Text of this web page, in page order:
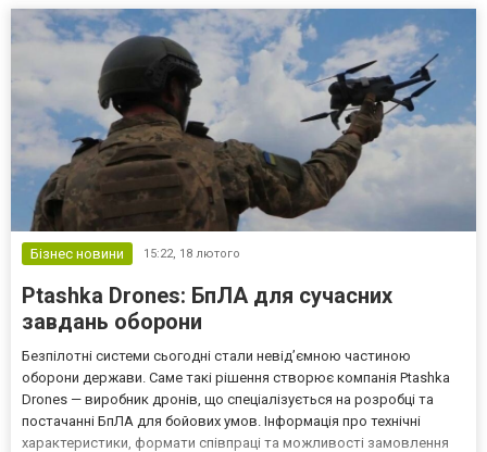
Бізнес новини 15:22, 18 лютого
Ptashka Drones: БпЛА для сучасних
завдань оборони
Безпілотні системи сьогодні стали невід’ємною частиною
оборони держави. Саме такі рішення створює компанія Ptashka
Drones — виробник дронів, що спеціалізується на розробці та
постачанні БпЛА для бойових умов. Інформація про технічні
характеристики, формати співпраці та можливості замовлення